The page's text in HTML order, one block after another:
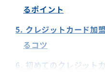
STEP.2：審査結果の通
るポイント
＜主な審査項目＞
ビジネスの信頼性と安
5. クレジットカード加
るコツ
書類作成のベストプラ
6. 初めてのクレジット